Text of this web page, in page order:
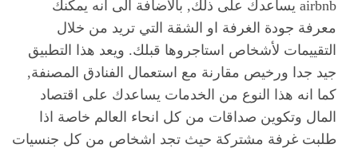
airbnb يساعدك على ذلك, بالاضافة الى انه يمكنك
معرفة جودة الغرفة او الشقة التي تريد من خلال
التقييمات لأشخاص استاجروها قبلك. ويعد هذا التطبيق
جيد جدا ورخيص مقارنة مع استعمال الفنادق المصنفة,
كما انه هذا النوع من الخدمات يساعدك على اقتصاد
المال وتكوين صداقات من كل انحاء العالم خاصة اذا
طلبت غرفة مشتركة حيث تجد اشخاص من كل جنسيات